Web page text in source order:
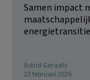
Samen impact
Astrid Geraats
23 februari 2026